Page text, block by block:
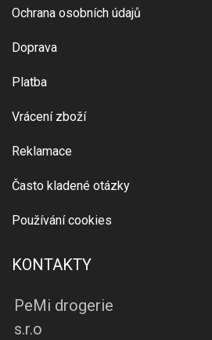
Ochrana osobních údajů
Doprava
Platba
Vrácení zboží
Reklamace
Často kladené otázky
Používání cookies
KONTAKTY
PeMi drogerie
s.r.o